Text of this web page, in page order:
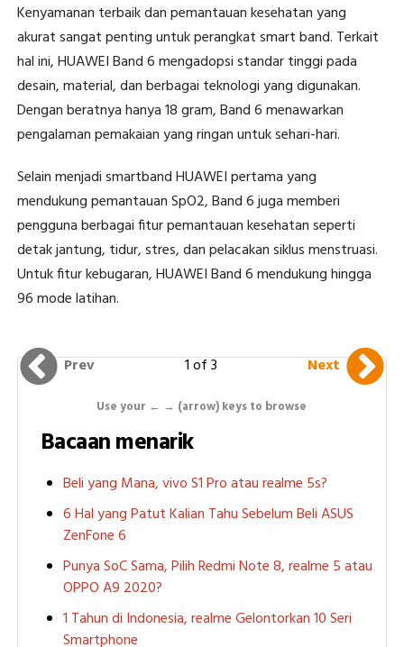
Kenyamanan terbaik dan pemantauan kesehatan yang
akurat sangat penting untuk perangkat smart band. Terkait
hal ini, HUAWEI Band 6 mengadopsi standar tinggi pada
desain, material, dan berbagai teknologi yang digunakan.
Dengan beratnya hanya 18 gram, Band 6 menawarkan
pengalaman pemakaian yang ringan untuk sehari-hari.
Selain menjadi smartband HUAWEI pertama yang
mendukung pemantauan SpO2, Band 6 juga memberi
pengguna berbagai fitur pemantauan kesehatan seperti
detak jantung, tidur, stres, dan pelacakan siklus menstruasi.
Untuk fitur kebugaran, HUAWEI Band 6 mendukung hingga
96 mode latihan.
Prev 1 of 3 Next
Use your ← → (arrow) keys to browse
Bacaan menarik
Beli yang Mana, vivo S1 Pro atau realme 5s?
6 Hal yang Patut Kalian Tahu Sebelum Beli ASUS
ZenFone 6
Punya SoC Sama, Pilih Redmi Note 8, realme 5 atau
OPPO A9 2020?
1 Tahun di Indonesia, realme Gelontorkan 10 Seri
Smartphone